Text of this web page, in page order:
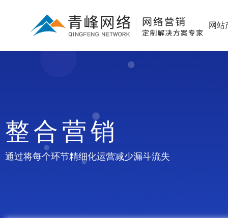
网站
通过将每个环节精细化运营减少漏斗流失
整合营销